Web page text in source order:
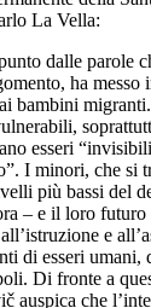
La Vella:
dalle parole
ha
bambini
esseri
I minori, che si
più bassi del
– e il loro
e
di esseri umani,
Di fronte a
auspica che